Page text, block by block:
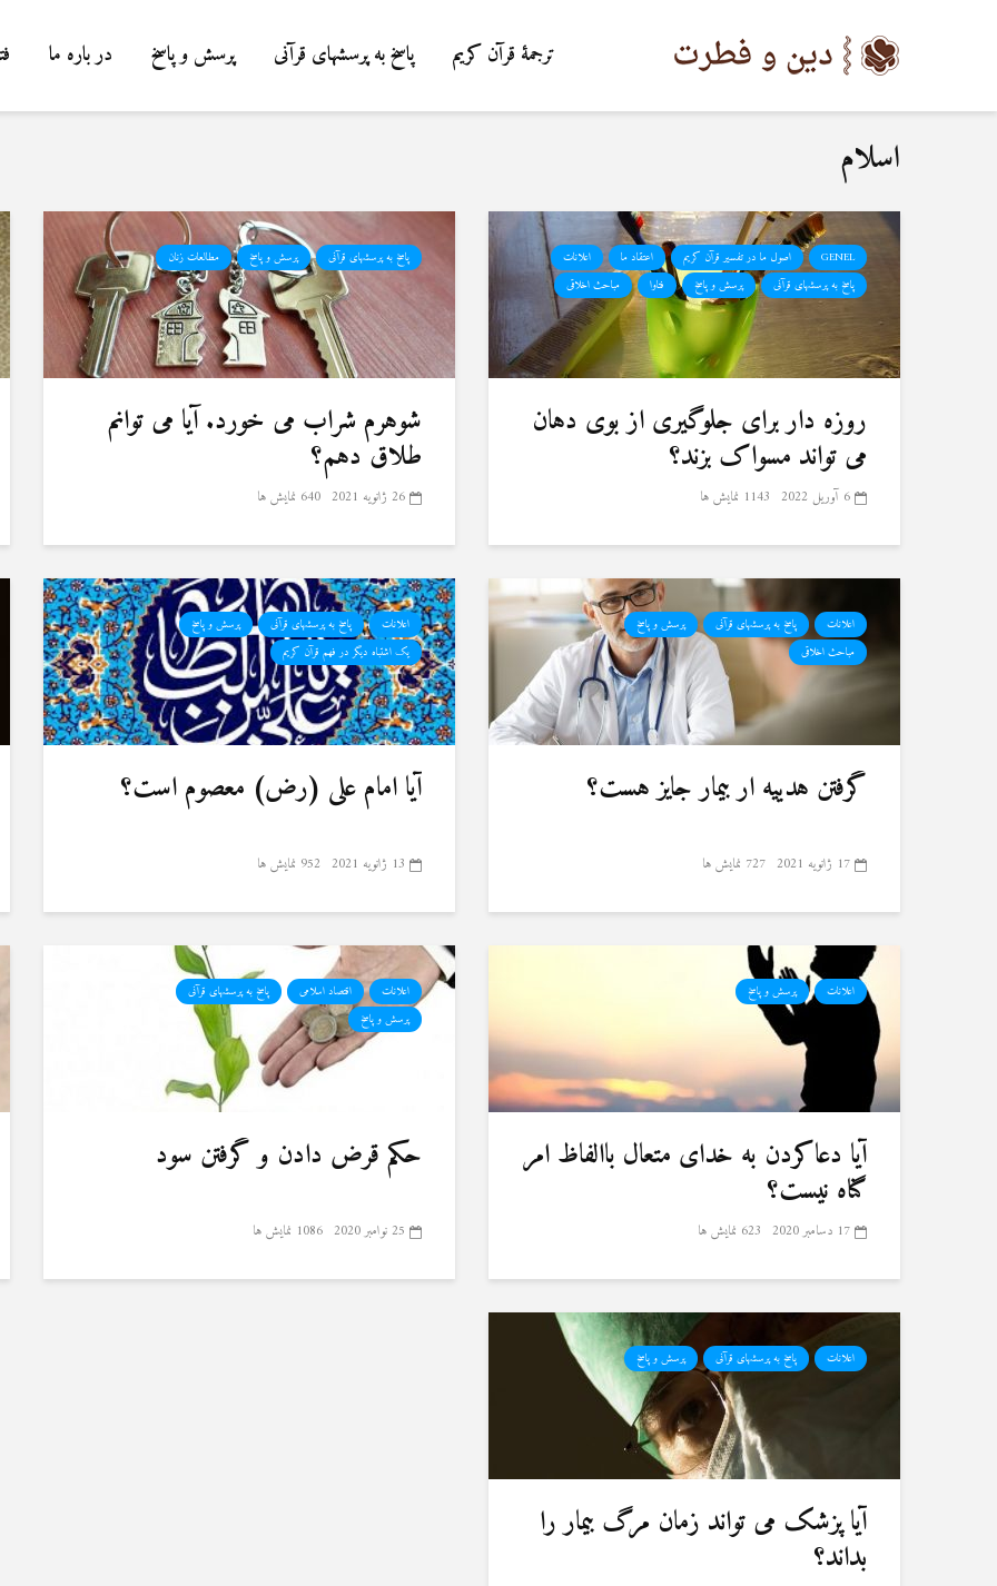
ترجمۀ قرآن کریم پاسخ به پرسشهای قرآنی پرسش و پاسخ در باره ما
اسلام
GENEL اصول ما در تفسیر قرآن کریم اعتقاد ما
اعلانات
پاسخ به پرسشهای قرآنی
پرسش و پاسخ فتاوا مباحث اخلاقی
روزه دار برای جلوگیری از بوی دهان
می تواند مسواک بزند؟
6 آوریل 2022 1143 نمایش ها
پاسخ به پرسشهای قرآنی پرسش و پاسخ مطالعات زنان
شوهرم شراب می خورد. آیا می توانم
طلاق دهم؟
26 ژانویه 2021 640 نمایش ها
اعلانات پاسخ به پرسشهای قرآنی
پرسش و پاسخ
مباحث اخلاقی
گرفتن هدییه ار بیمار جایز هست؟
17 ژانویه 2021 727 نمایش ها
اعلانات پاسخ به پرسشهای قرآنی
پرسش و پاسخ
یک اشتباه دیگر در فهم قرآن کریم
آیا امام علی (رض) معصوم است؟
13 ژانویه 2021 952 نمایش ها
اعلانات پرسش و پاسخ
آیا دعاکردن به خدای متعال باالفاظ امر
گناه نیست؟
17 دسامبر 2020 623 نمایش ها
اعلانات اقتصاد اسلامی
پاسخ به پرسشهای قرآنی
پرسش و پاسخ
حکم قرض دادن و گرفتن سود
25 نوامبر 2020 1086 نمایش ها
اعلانات پاسخ به پرسشهای قرآنی پرسش و پاسخ
آیا پزشک می تواند زمان مرگ بیمار را
بداند؟